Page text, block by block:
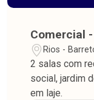
Comercial
Rios -
2 salas com
social, jardim
em laje.